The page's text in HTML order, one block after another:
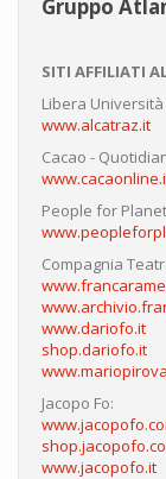
Gruppo
SITI AFFILIATI
Libera
www.alcatraz.it
Cacao -
People for Planet
Compagnia
www.dariofo.it
shop.dariofo.it
Jacopo Fo:
www.jacopofo.it